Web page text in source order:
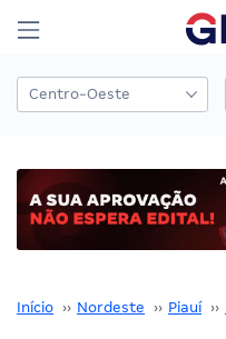
Início ›› Nordeste ›› Piauí ››